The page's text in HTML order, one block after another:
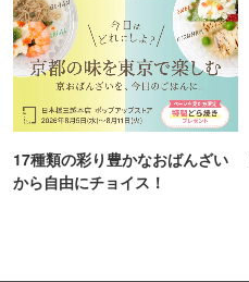
17種類の彩り豊かなおばんざい
から自由にチョイス！